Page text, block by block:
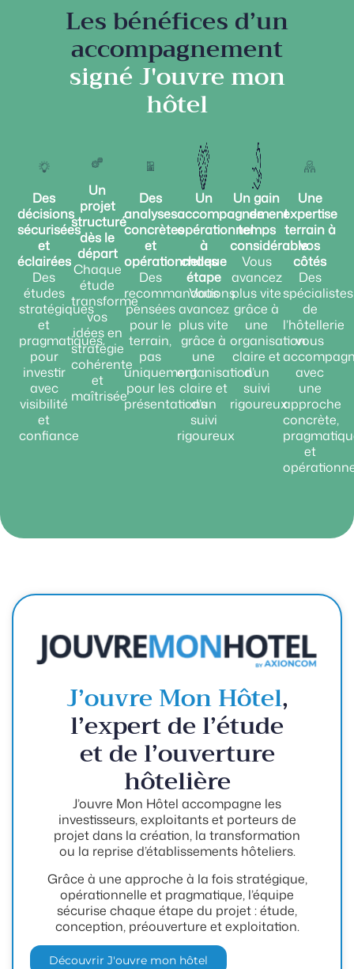
Les bénéfices d’un
accompagnement
signé J'ouvre mon
hôtel
Des
décisions
sécurisées
et
éclairées
Des
études
stratégiques
et
pragmatiques
pour
investir
avec
visibilité
et
confiance
Un
projet
structuré
dès le
départ
Chaque
étude
transforme
vos
idées en
stratégie
cohérente
et
maîtrisée
Des
analyses
concrètes
et
opérationnelles
Des
recommandations
pensées
pour le
terrain,
pas
uniquement
pour les
présentations
Un
accompagnement
opérationnel
à
chaque
étape
Vous
avancez
plus vite
grâce à
une
organisation
claire et
d’un
suivi
rigoureux
Un gain
de
temps
considérable
Vous
avancez
plus vite
grâce à
une
organisation
claire et
d’un
suivi
rigoureux
Une
expertise
terrain à
vos
côtés
Des
spécialistes
de
l’hôtellerie
vous
avec
une
approche
concrète,
et
J’ouvre Mon Hôtel,
l’expert de l’étude
et de l’ouverture
hôtelière
J’ouvre Mon Hôtel accompagne les
investisseurs, exploitants et porteurs de
projet dans la création, la transformation
ou la reprise d’établissements hôteliers.
Grâce à une approche à la fois stratégique,
opérationnelle et pragmatique, l’équipe
sécurise chaque étape du projet : étude,
conception, préouverture et exploitation.
Découvrir J'ouvre mon hôtel